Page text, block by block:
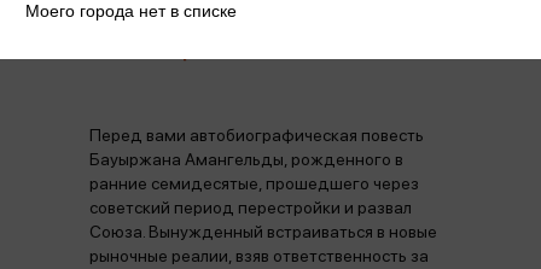
Перед вами автобиографическая повесть
Бауыржана Амангельды, рожденного в
ранние семидесятые, прошедшего через
советский период перестройки и развал
Союза. Вынужденный встраиваться в новые
рыночные реалии, взяв ответственность за
Моего города нет в списке